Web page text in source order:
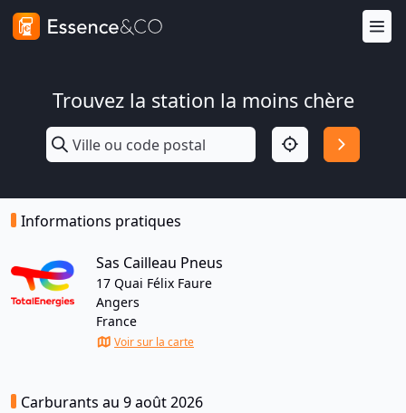
Trouvez la station la moins chère
Informations pratiques
Sas Cailleau Pneus
17 Quai Félix Faure
Angers
France
Voir sur la carte
Carburants au 9 août 2026